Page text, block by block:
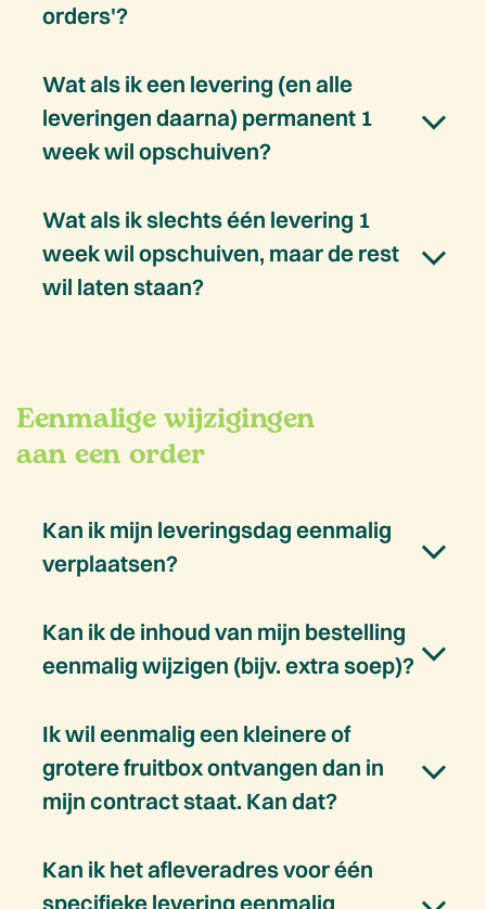
orders'?
Wat als ik een levering (en alle
leveringen daarna) permanent 1
week wil opschuiven?
Wat als ik slechts één levering 1
week wil opschuiven, maar de rest
wil laten staan?
Eenmalige wijzigingen
aan een order
Kan ik mijn leveringsdag eenmalig
verplaatsen?
Kan ik de inhoud van mijn bestelling
eenmalig wijzigen (bijv. extra soep)?
Ik wil eenmalig een kleinere of
grotere fruitbox ontvangen dan in
mijn contract staat. Kan dat?
Kan ik het afleveradres voor één
specifieke levering eenmalig